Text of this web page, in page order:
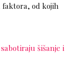
od kojih
šišanje i